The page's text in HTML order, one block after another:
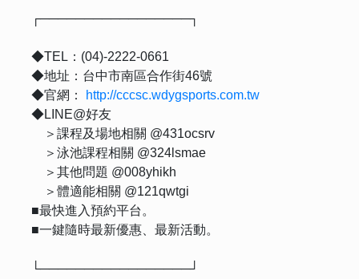
┌─────────────────┐
◆TEL：(04)-2222-0661
◆地址：台中市南區合作街46號
◆官網：
http://cccsc.wdygsports.com.tw
◆LINE@好友
＞課程及場地相關 @431ocsrv
＞泳池課程相關 @324lsmae
＞其他問題 @008yhikh
＞體適能相關 @121qwtgi
■最快進入預約平台。
■一鍵隨時最新優惠、最新活動。
└─────────────────┘